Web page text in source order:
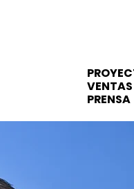
VENTAS
PRENSA